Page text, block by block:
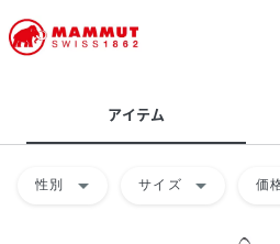
アイテム
性別 arrow_drop_down サイズ arrow_drop_down 価